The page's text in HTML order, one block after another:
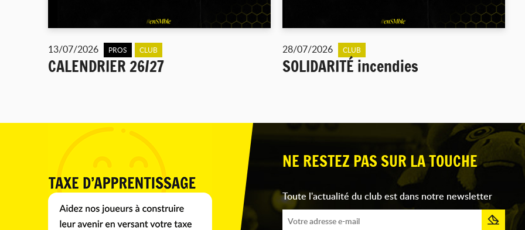
13/07/2026 PROS CLUB
CALENDRIER 26/27
28/07/2026 CLUB
SOLIDARITÉ incendies
NE RESTEZ PAS SUR LA TOUCHE
Toute l'actualité du club est dans notre newsletter